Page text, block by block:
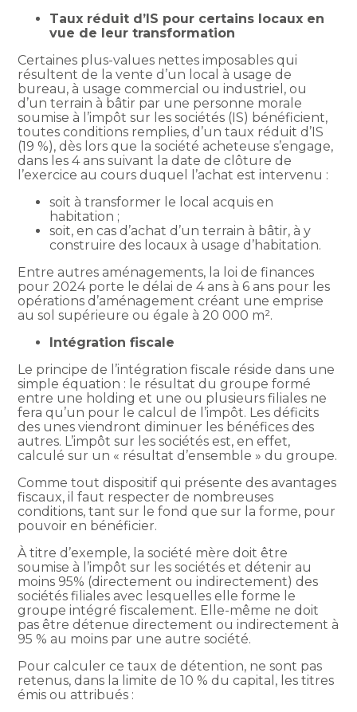
Taux réduit d’IS pour certains locaux en
vue de leur transformation
Certaines plus-values nettes imposables qui
résultent de la vente d’un local à usage de
bureau, à usage commercial ou industriel, ou
d’un terrain à bâtir par une personne morale
soumise à l’impôt sur les sociétés (IS) bénéficient,
toutes conditions remplies, d’un taux réduit d’IS
(19 %), dès lors que la société acheteuse s’engage,
dans les 4 ans suivant la date de clôture de
l’exercice au cours duquel l’achat est intervenu :
soit à transformer le local acquis en
habitation ;
soit, en cas d’achat d’un terrain à bâtir, à y
construire des locaux à usage d’habitation.
Entre autres aménagements, la loi de finances
pour 2024 porte le délai de 4 ans à 6 ans pour les
opérations d’aménagement créant une emprise
au sol supérieure ou égale à 20 000 m².
Intégration fiscale
Le principe de l’intégration fiscale réside dans une
simple équation : le résultat du groupe formé
entre une holding et une ou plusieurs filiales ne
fera qu’un pour le calcul de l’impôt. Les déficits
des unes viendront diminuer les bénéfices des
autres. L’impôt sur les sociétés est, en effet,
calculé sur un « résultat d’ensemble » du groupe.
Comme tout dispositif qui présente des avantages
fiscaux, il faut respecter de nombreuses
conditions, tant sur le fond que sur la forme, pour
pouvoir en bénéficier.
À titre d’exemple, la société mère doit être
soumise à l’impôt sur les sociétés et détenir au
moins 95% (directement ou indirectement) des
sociétés filiales avec lesquelles elle forme le
groupe intégré fiscalement. Elle-même ne doit
pas être détenue directement ou indirectement à
95 % au moins par une autre société.
Pour calculer ce taux de détention, ne sont pas
retenus, dans la limite de 10 % du capital, les titres
émis ou attribués :